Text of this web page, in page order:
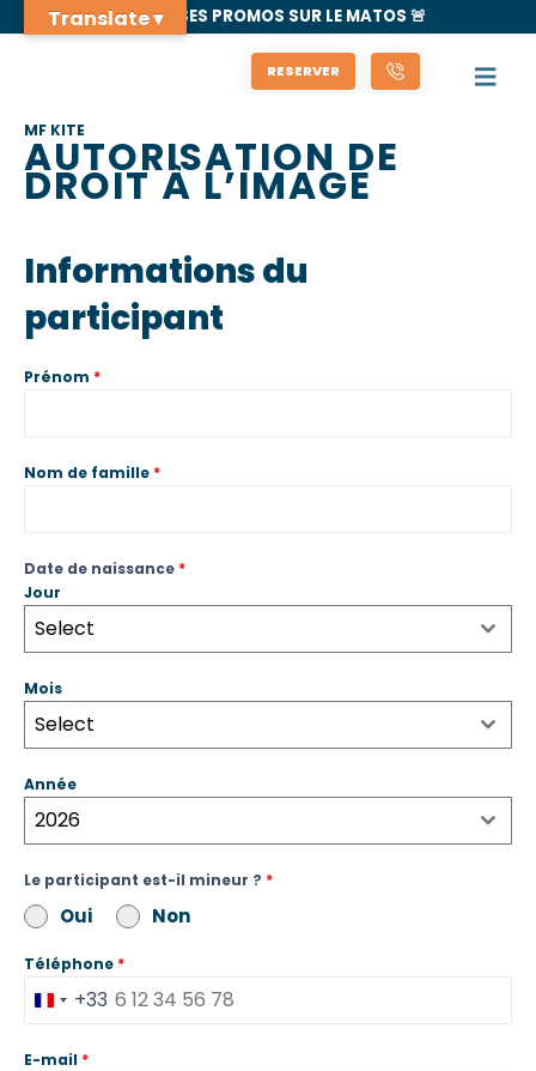
🚨 GROSSES PROMOS SUR LE MATOS 🚨
RESERVER
MF KITE
AUTORISATION DE
DROIT À L’IMAGE
Informations du
participant
Prénom *
Nom de famille *
Date de naissance *
Jour
Select
Mois
Select
Année
2026
Le participant est-il mineur ? *
Oui Non
Téléphone *
France
+33
E-mail *
Translate ▾